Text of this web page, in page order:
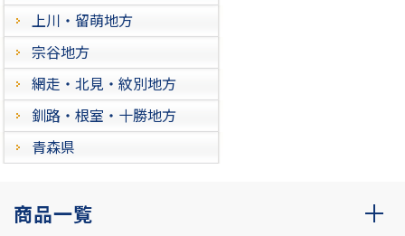
上川・留萌地方
宗谷地方
網走・北見・紋別地方
釧路・根室・十勝地方
青森県
商品一覧